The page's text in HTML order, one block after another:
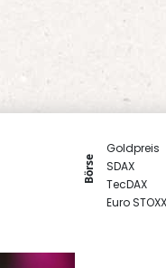
Börse
Goldpreis
SDAX
TecDAX
Euro